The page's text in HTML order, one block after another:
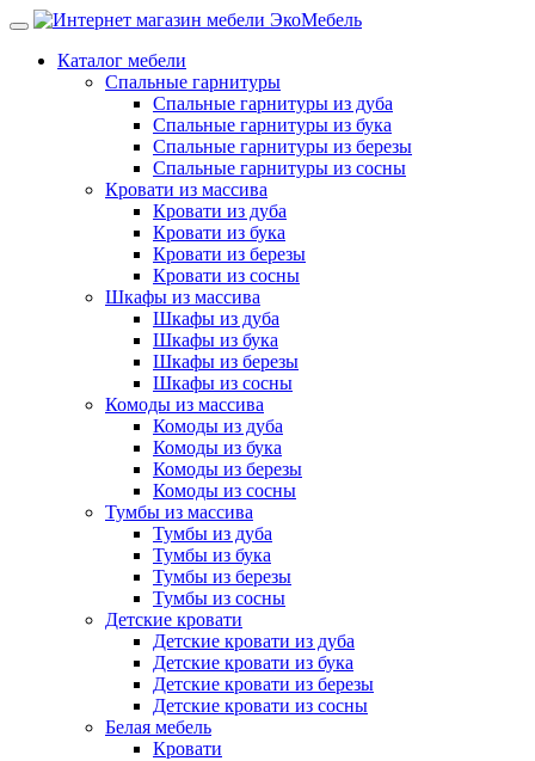
Каталог мебели
Спальные гарнитуры
Спальные гарнитуры из дуба
Спальные гарнитуры из бука
Спальные гарнитуры из березы
Спальные гарнитуры из сосны
Кровати из массива
Кровати из дуба
Кровати из бука
Кровати из березы
Кровати из сосны
Шкафы из массива
Шкафы из дуба
Шкафы из бука
Шкафы из березы
Шкафы из сосны
Комоды из массива
Комоды из дуба
Комоды из бука
Комоды из березы
Комоды из сосны
Тумбы из массива
Тумбы из дуба
Тумбы из бука
Тумбы из березы
Тумбы из сосны
Детские кровати
Детские кровати из дуба
Детские кровати из бука
Детские кровати из березы
Детские кровати из сосны
Белая мебель
Кровати